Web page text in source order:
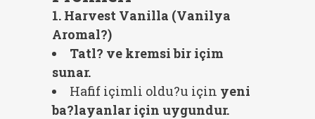
1. Harvest Vanilla (Vanilya
Aromal?)
Tatl? ve kremsi bir içim
sunar.
Hafif içimli oldu?u için yeni
ba?layanlar için uygundur.